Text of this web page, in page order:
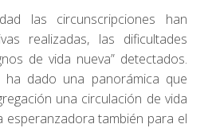
las circunscripciones han
realizadas, las dificultades
de vida nueva” detectados.
ha dado una panorámica que
una circulación de vida
esperanzadora también para el